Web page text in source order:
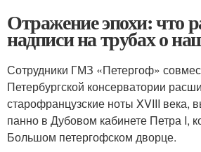
Отражение эпохи: что
надписи на трубах о
Сотрудники ГМЗ «Петергоф»
Петербургской консерватории
старофранцузские ноты XVIII века,
панно в Дубовом кабинете Петра I,
Большом петергофском дворце.